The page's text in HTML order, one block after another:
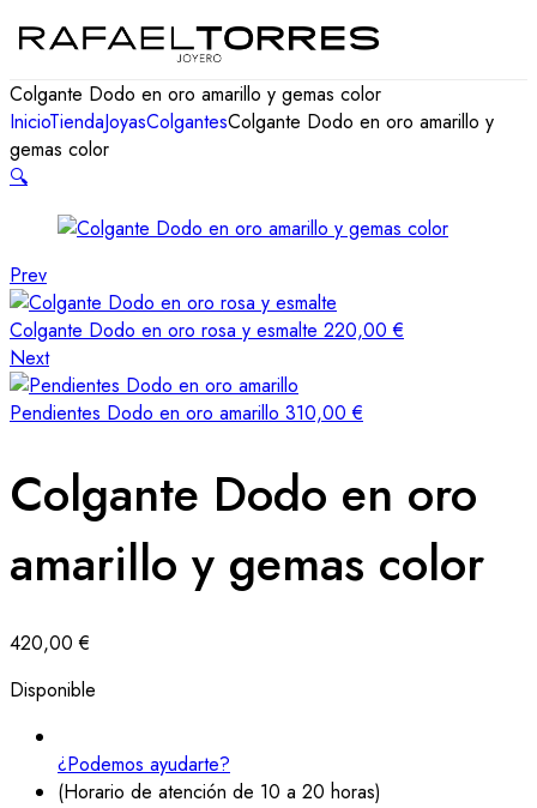
Colgante Dodo en oro amarillo y gemas color
InicioTiendaJoyasColgantesColgante Dodo en oro amarillo y
gemas color
🔍
Prev
Colgante Dodo en oro rosa y esmalte 220,00€
Next
Pendientes Dodo en oro amarillo 310,00€
Colgante Dodo en oro
amarillo y gemas color
420,00€
Disponible
¿Podemos ayudarte?
(Horario de atención de 10 a 20 horas)